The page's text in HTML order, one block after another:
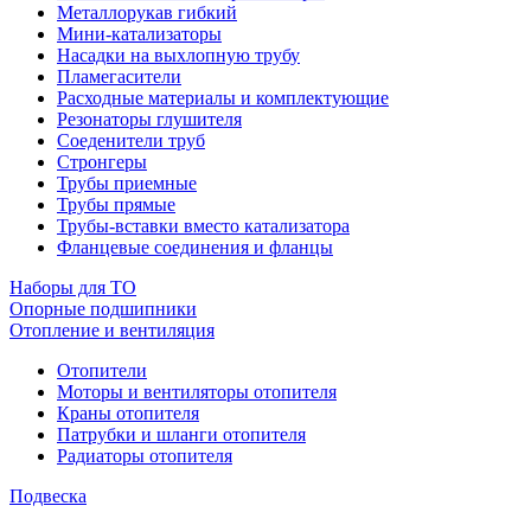
Металлорукав гибкий
Мини-катализаторы
Насадки на выхлопную трубу
Пламегасители
Расходные материалы и комплектующие
Резонаторы глушителя
Соеденители труб
Стронгеры
Трубы приемные
Трубы прямые
Трубы-вставки вместо катализатора
Фланцевые соединения и фланцы
Наборы для ТО
Опорные подшипники
Отопление и вентиляция
Отопители
Моторы и вентиляторы отопителя
Краны отопителя
Патрубки и шланги отопителя
Радиаторы отопителя
Подвеска